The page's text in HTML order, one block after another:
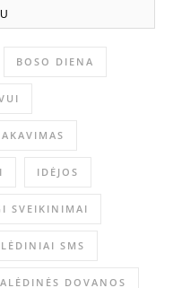
BOSO DIENA
IDĖJOS
SVEIKINIMAI
SMS
DOVANOS